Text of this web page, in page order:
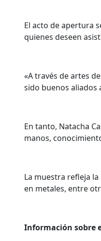
El acto de apertura
quienes deseen
«A través de artes
sido buenos aliados
En tanto, Natacha
manos,
La muestra refleja
en metales, entre
Información sobre